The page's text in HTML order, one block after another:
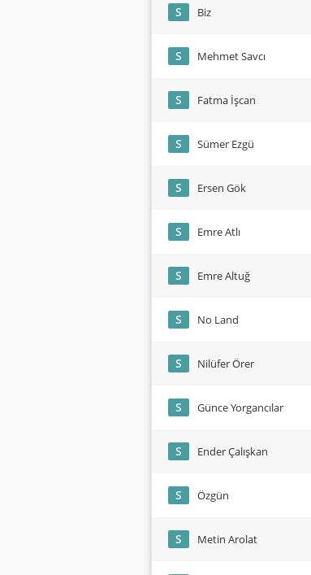
S Biz
S Mehmet Savcı
S Fatma İşcan
S Sümer Ezgü
S Ersen Gök
S Emre Atlı
S Emre Altuğ
S No Land
S Nilüfer Örer
S Günce Yorgancılar
S Ender Çalışkan
S Özgün
S Metin Arolat